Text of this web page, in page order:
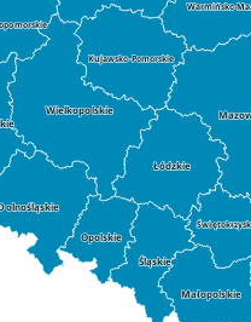
Kujawsko-Pomorskie
Łódzkie
Małopolskie
Opolskie
Śląskie
Warmińsko-
Wielkopolskie